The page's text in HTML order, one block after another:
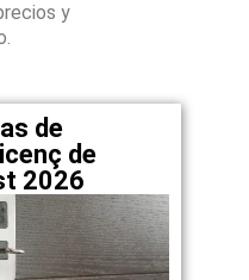
y
de
de
2026